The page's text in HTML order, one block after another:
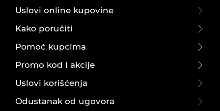
Uslovi online kupovine
Kako poručiti
Pomoć kupcima
Promo kod i akcije
Uslovi korišćenja
Odustanak od ugovora